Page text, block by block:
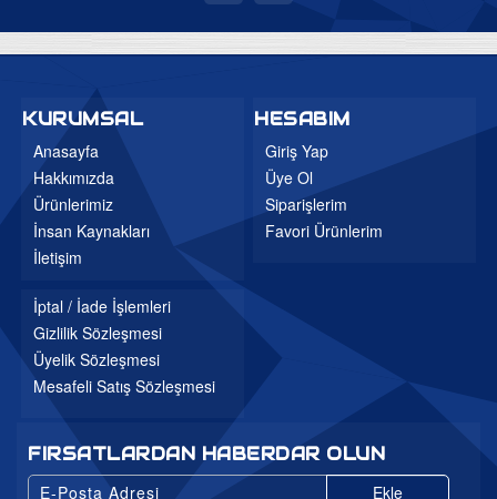
KURUMSAL
Anasayfa
Hakkımızda
Ürünlerimiz
İnsan Kaynakları
İletişim
HESABIM
Giriş Yap
Üye Ol
Siparişlerim
Favori Ürünlerim
İptal / İade İşlemleri
Gizlilik Sözleşmesi
Üyelik Sözleşmesi
Mesafeli Satış Sözleşmesi
FIRSATLARDAN HABERDAR OLUN
Ekle